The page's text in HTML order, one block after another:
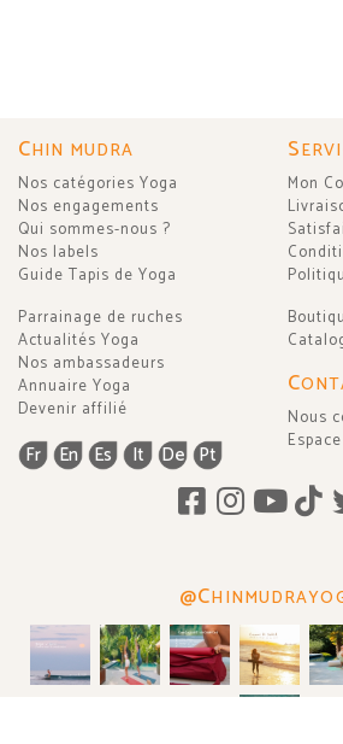
CHIN MUDRA
Nos catégories Yoga
Nos engagements
Qui sommes-nous ?
Nos labels
Guide Tapis de Yoga
Parrainage de ruches
Actualités Yoga
Nos ambassadeurs
Annuaire Yoga
Devenir affilié
Fr En Es It De Pt
S
Mon
C
Nous
@C